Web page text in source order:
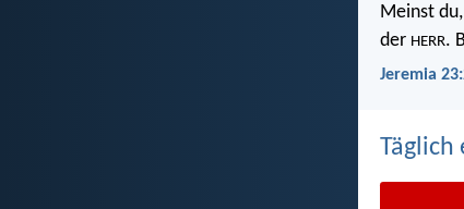
Meinst
der HERR.
Jeremia
Täglich